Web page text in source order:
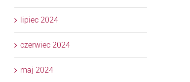
lipiec 2024
czerwiec 2024
maj 2024